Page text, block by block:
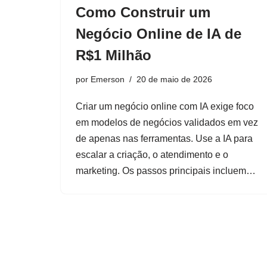
Como Construir um
Negócio Online de IA de
R$1 Milhão
por Emerson 20 de maio de 2026
Criar um negócio online com IA exige foco
em modelos de negócios validados em vez
de apenas nas ferramentas. Use a IA para
escalar a criação, o atendimento e o
marketing. Os passos principais incluem…